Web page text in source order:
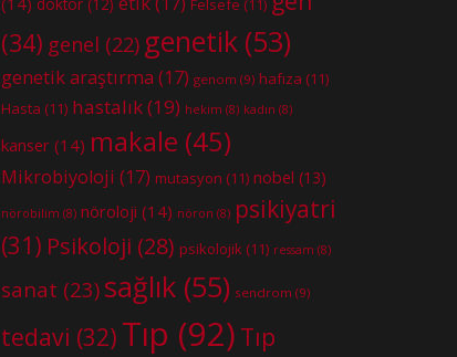
Felsefe (11)
(34) genel (22) genetik (53)
genetik araştırma (17) genom (9) hafıza (11)
Hasta (11) hastalık(19) hekim (8) kadın (8)
kanser (14) makale (45)
Mikrobiyoloji (17) mutasyon (11) nobel (13)
nörobilim (8) nöroloji (14) nöron (8) psikiyatri
(31) Psikoloji (28) psikolojik (11) ressam (8)
sanat (23) sağlık (55) sendrom (9)
tedavi (32) Tıp (92) Tıp